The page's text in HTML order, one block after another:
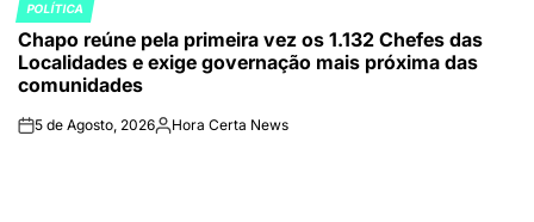
POSTED
IN
POLÍTICA
Chapo reúne pela primeira vez os 1.132 Chefes das
Localidades e exige governação mais próxima das
comunidades
on5 de Agosto, 2026Publicado
Hora Certa News